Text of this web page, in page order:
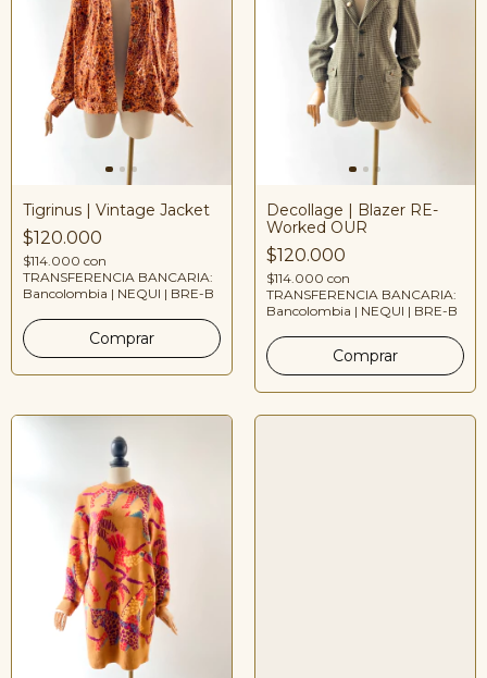
Tigrinus | Vintage Jacket
$120.000
$114.000 con
TRANSFERENCIA BANCARIA:
Bancolombia | NEQUI | BRE-B
Decollage | Blazer RE-
Worked OUR
$120.000
$114.000 con
TRANSFERENCIA BANCARIA:
Bancolombia | NEQUI | BRE-B